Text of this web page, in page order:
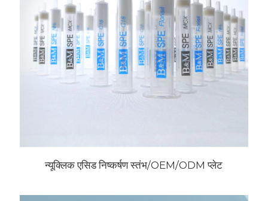
न्यूक्लिक एसिड निष्कर्षण स्तंभ/OEM/ODM प्लेट